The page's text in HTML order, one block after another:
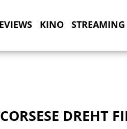
KINO STREAMING
DREHT